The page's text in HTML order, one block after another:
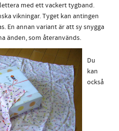
med ett vackert tygband.
vikningar. Tyget kan antingen
En annan variant är att sy snygga
änden, som återanvänds.
Du
kan
också